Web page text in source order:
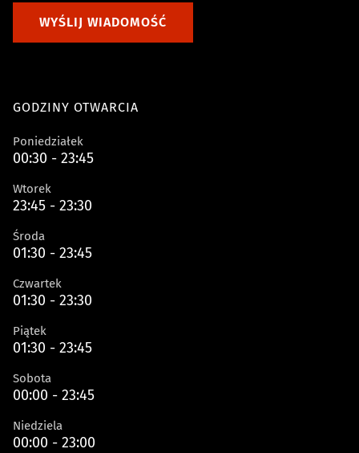
GODZINY OTWARCIA
Poniedziałek
00:30 - 23:45
Wtorek
23:45 - 23:30
Środa
01:30 - 23:45
Czwartek
01:30 - 23:30
Piątek
01:30 - 23:45
Sobota
00:00 - 23:45
Niedziela
00:00 - 23:00
WYŚLIJ WIADOMOŚĆ